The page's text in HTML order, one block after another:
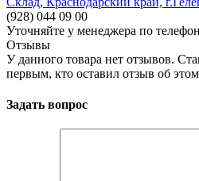
(928) 044 09 00
Уточняйте у менеджера по
Отзывы
У данного товара нет отзывов.
первым, кто оставил отзыв об
Задать вопрос